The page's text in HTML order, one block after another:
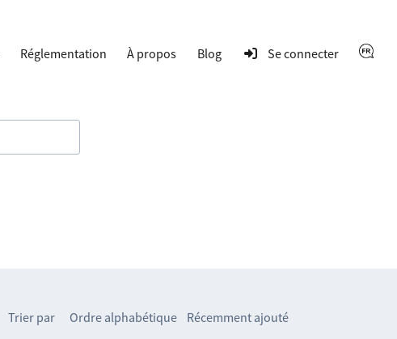
Réglementation À propos Blog Se connecter
Trier par Ordre alphabétique Récemment ajouté